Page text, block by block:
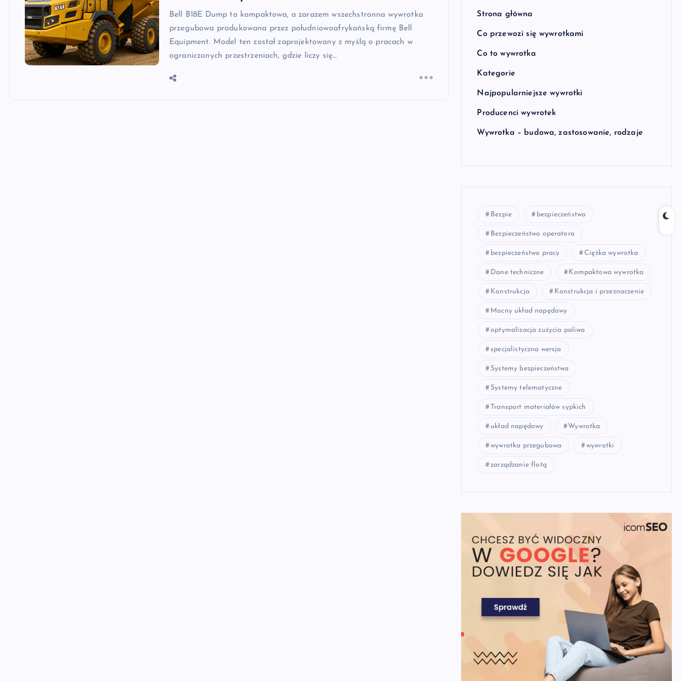
Bell B18E Dump to kompaktowa, a zarazem wszechstronna wywrotka
przegubowa produkowana przez południowoafrykańską firmę Bell
Equipment. Model ten został zaprojektowany z myślą o pracach w
ograniczonych przestrzeniach, gdzie liczy się…
Strona główna
Co przewozi się wywrotkami
Co to wywrotka
Kategorie
Najpopularniejsze wywrotki
Producenci wywrotek
Wywrotka – budowa, zastosowanie, rodzaje
Bezpie bezpieczeństwo
Bezpieczeństwo operatora
bezpieczeństwo pracy Ciężka wywrotka
Dane techniczne Kompaktowa wywrotka
Konstrukcja Konstrukcja i przeznaczenie
Mocny układ napędowy
optymalizacja zużycia paliwa
specjalistyczna wersja
Systemy bezpieczeństwa
Systemy telematyczne
Transport materiałów sypkich
układ napędowy Wywrotka
wywrotka przegubowa wywrotki
zarządzanie flotą